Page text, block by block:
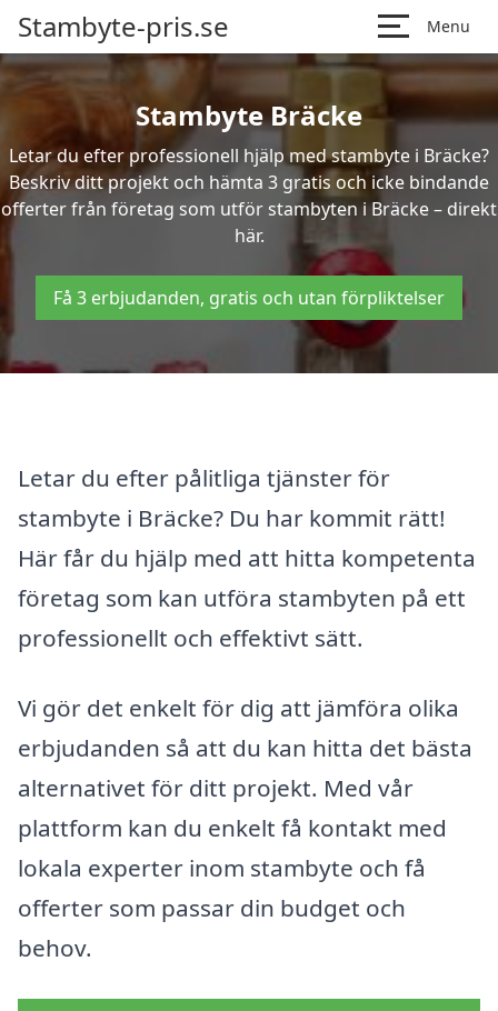
Stambyte-pris.se Menu
Stambyte Bräcke
Letar du efter professionell hjälp med stambyte i Bräcke?
Beskriv ditt projekt och hämta 3 gratis och icke bindande
offerter från företag som utför stambyten i Bräcke – direkt
här.
Få 3 erbjudanden, gratis och utan förpliktelser
Letar du efter pålitliga tjänster för
stambyte i Bräcke? Du har kommit rätt!
Här får du hjälp med att hitta kompetenta
företag som kan utföra stambyten på ett
professionellt och effektivt sätt.
Vi gör det enkelt för dig att jämföra olika
erbjudanden så att du kan hitta det bästa
alternativet för ditt projekt. Med vår
plattform kan du enkelt få kontakt med
lokala experter inom stambyte och få
offerter som passar din budget och
behov.